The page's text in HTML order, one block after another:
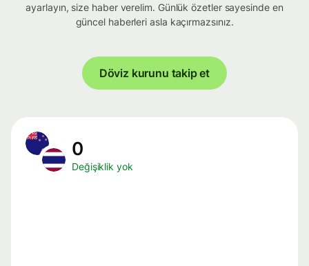
ayarlayın, size haber verelim. Günlük özetler sayesinde en
güncel haberleri asla kaçırmazsınız.
Döviz kurunu takip et
0
Değişiklik yok